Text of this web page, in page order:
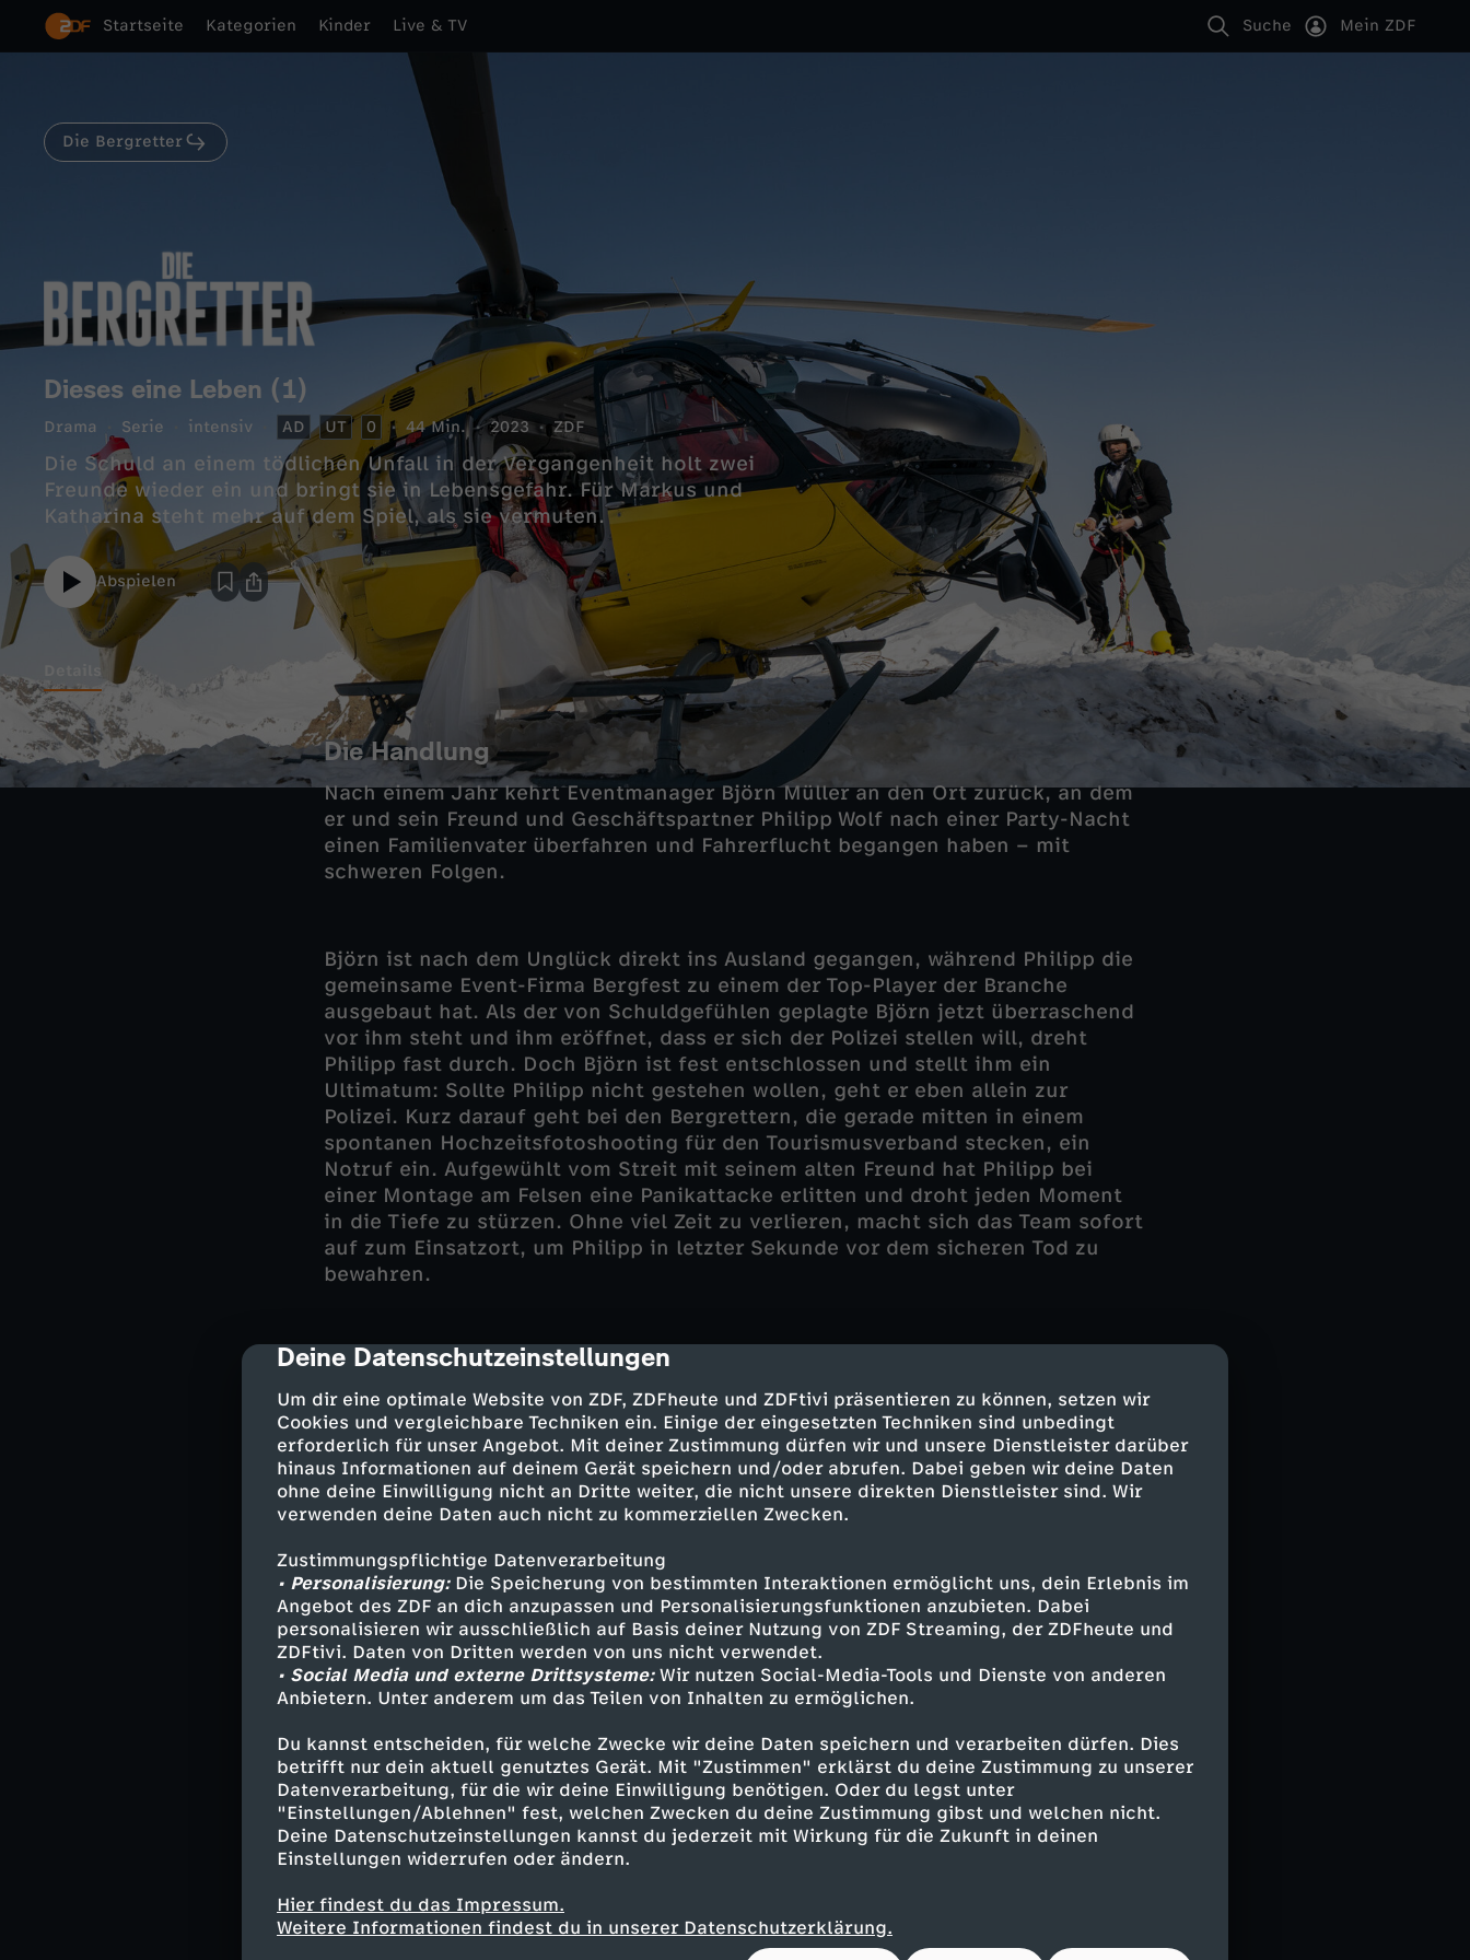
cmp-dialog-description
Deine Datenschutzeinstellungen
Um dir eine optimale Website von ZDF, ZDFheute und ZDFtivi präsentieren zu können, setzen wir
Cookies und vergleichbare Techniken ein. Einige der eingesetzten Techniken sind unbedingt
erforderlich für unser Angebot. Mit deiner Zustimmung dürfen wir und unsere Dienstleister darüber
hinaus Informationen auf deinem Gerät speichern und/oder abrufen. Dabei geben wir deine Daten
ohne deine Einwilligung nicht an Dritte weiter, die nicht unsere direkten Dienstleister sind. Wir
verwenden deine Daten auch nicht zu kommerziellen Zwecken.
Zustimmungspflichtige Datenverarbeitung
• Personalisierung:Die Speicherung von bestimmten Interaktionen ermöglicht uns, dein Erlebnis im
Angebot des ZDF an dich anzupassen und Personalisierungsfunktionen anzubieten. Dabei
personalisieren wir ausschließlich auf Basis deiner Nutzung von ZDF Streaming, der ZDFheute und
ZDFtivi. Daten von Dritten werden von uns nicht verwendet.
• Social Media und externe Drittsysteme:Wir nutzen Social-Media-Tools und Dienste von anderen
Anbietern. Unter anderem um das Teilen von Inhalten zu ermöglichen.
Du kannst entscheiden, für welche Zwecke wir deine Daten speichern und verarbeiten dürfen. Dies
betrifft nur dein aktuell genutztes Gerät. Mit "Zustimmen" erklärst du deine Zustimmung zu unserer
Datenverarbeitung, für die wir deine Einwilligung benötigen. Oder du legst unter
"Einstellungen/Ablehnen" fest, welchen Zwecken du deine Zustimmung gibst und welchen nicht.
Deine Datenschutzeinstellungen kannst du jederzeit mit Wirkung für die Zukunft in deinen
Einstellungen widerrufen oder ändern.
Hier findest du das Impressum.
Weitere Informationen findest du in unserer Datenschutzerklärung.
Startseite Kategorien Kinder Live & TV Suche Mein ZDF
Die Bergretter
Dieses eine Leben (1)
Drama Serie intensiv AD UT 0 44 Min. 2023 ZDF
Die Schuld an einem tödlichen Unfall in der Vergangenheit holt zwei
Freunde wieder ein und bringt sie in Lebensgefahr. Für Markus und
Katharina steht mehr auf dem Spiel, als sie vermuten.
Abspielen
Die Handlung
Nach einem Jahr kehrt Eventmanager Björn Müller an den Ort zurück, an dem
er und sein Freund und Geschäftspartner Philipp Wolf nach einer Party-Nacht
einen Familienvater überfahren und Fahrerflucht begangen haben – mit
schweren Folgen.
Björn ist nach dem Unglück direkt ins Ausland gegangen, während Philipp die
gemeinsame Event-Firma Bergfest zu einem der Top-Player der Branche
ausgebaut hat. Als der von Schuldgefühlen geplagte Björn jetzt überraschend
vor ihm steht und ihm eröffnet, dass er sich der Polizei stellen will, dreht
Philipp fast durch. Doch Björn ist fest entschlossen und stellt ihm ein
Ultimatum: Sollte Philipp nicht gestehen wollen, geht er eben allein zur
Polizei. Kurz darauf geht bei den Bergrettern, die gerade mitten in einem
spontanen Hochzeitsfotoshooting für den Tourismusverband stecken, ein
Notruf ein. Aufgewühlt vom Streit mit seinem alten Freund hat Philipp bei
einer Montage am Felsen eine Panikattacke erlitten und droht jeden Moment
in die Tiefe zu stürzen. Ohne viel Zeit zu verlieren, macht sich das Team sofort
auf zum Einsatzort, um Philipp in letzter Sekunde vor dem sicheren Tod zu
bewahren.
Nachdem der erste Schock überwunden ist, setzt er sich jedoch über
Katharinas strikte Anweisung zur Bettruhe hinweg und steigt direkt wieder
aufs Schneemobil, um Björn doch noch aufzuhalten. Die Konfrontation endet
in einer üblen Schlägerei, bei der Björn über eine Felskante stürzt. Statt Hilfe
zu rufen, macht sich Philipp zum wiederholten Male aus dem Staub. Als er
wenig später von seinem Gewissen eingeholt wird, fehlt von Björn jede Spur.
Jessi, die inzwischen die Puzzleteile zusammengesetzt hat, wird bei ihrer
Verlobten Vanessa auf eine falsche Fährte gelockt. Sie ahnt nicht, dass auch
Philipp sich inzwischen in Lebensgefahr befindet und dringend Hilfe benötigt.
Gleichzeitig hat bei Katharina und Markus das eigentlich romantische
Fotoshooting eine eher gegenteilige Wirkung erzielt. Katharina fühlt sich
immer noch perspektivlos und bedrückt. Um ihr eine Zukunftsoption zu
bieten, plant Markus mit seinen Teamkollegen eine große Überraschung für
sie.
Markus Kofler - Sebastian Ströbel